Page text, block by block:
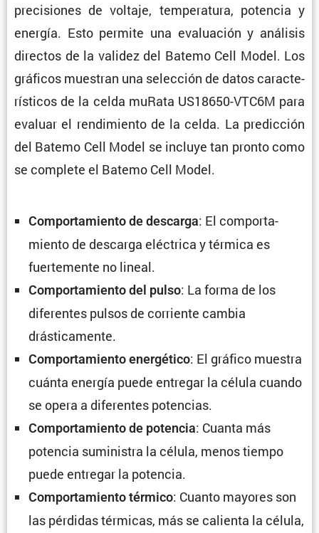
preci­siones de voltaje, tempe­ra­tura, potencia y
energía. Esto permite una evalua­ción y análisis
directos de la validez del Batemo Cell Model. Los
gráficos muestran una selec­ción de datos carac­te­
rís­ticos de la celda muRata US18650-VTC6M para
evaluar el rendi­miento de la celda. La predic­ción
del Batemo Cell Model se incluye tan pronto como
se complete el Batemo Cell Model.
Compor­ta­miento de descarga: El compor­ta­
miento de descarga eléctrica y térmica es
fuerte­mente no lineal.
Compor­ta­miento del pulso: La forma de los
diferentes pulsos de corriente cambia
drásticamente.
Compor­ta­miento energé­tico: El gráfico muestra
cuánta energía puede entregar la célula cuando
se opera a diferentes potencias.
Compor­ta­miento de potencia: Cuanta más
potencia suministra la célula, menos tiempo
puede entregar la potencia.
Compor­ta­miento térmico: Cuanto mayores son
las pérdidas térmicas, más se calienta la célula,